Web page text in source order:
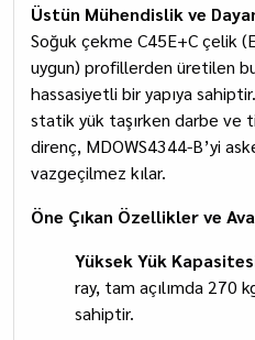
Üstün Mühendislik ve
Soğuk çekme C45E+C çelik
uygun) profillerden üretilen
hassasiyetli bir yapıya
statik yük taşırken darbe ve
direnç, MDOWS4344-B’yi
vazgeçilmez kılar.
Öne Çıkan Özellikler ve
Yüksek Yük
ray, tam açılımda 270
sahiptir.